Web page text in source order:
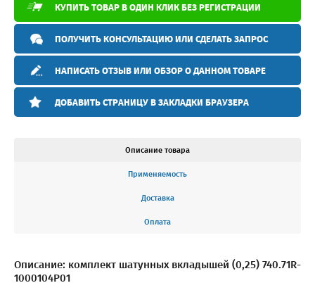
КУПИТЬ ТОВАР В ОДИН КЛИК БЕЗ РЕГИСТРАЦИИ
ПОЛУЧИТЬ КОНСУЛЬТАЦИЮ ИЛИ СДЕЛАТЬ ЗАПРОС
НАПИСАТЬ ОТЗЫВ ИЛИ ОБЗОР О ДАННОМ ТОВАРЕ
ДОБАВИТЬ СТРАНИЦУ В ЗАКЛАДКИ БРАУЗЕРА
Описание товара
Применяемость
Доставка
Оплата
Описание: комплект шатунных вкладышей (0,25) 740.71R-
1000104P01